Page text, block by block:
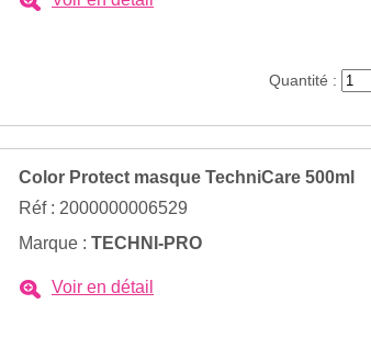
Quantité :
Color Protect masque TechniCare 500ml
Réf : 2000000006529
Marque : TECHNI-PRO
Voir en détail